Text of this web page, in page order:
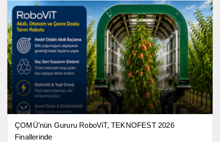
ÇOMÜ’nün Gururu RoboViT, TEKNOFEST 2026
Finallerinde